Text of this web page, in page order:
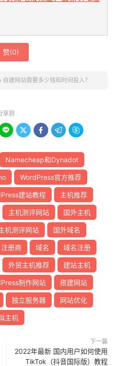
赞(0)
自建网站需要多少钱和时间投入？
享到
    
Namecheap和Dynadot
WordPress官方推荐
建站教程 主机推荐
主机测评网站 国外主机
机测评网站 国外域名
册商 域名 域名注册
外贸主机推荐 建站主机
制作网站 搭建网站
独立服务器 网站优化
主机
下一篇
2022年最新 国内用户如何使用
TikTok（抖音国际版）教程